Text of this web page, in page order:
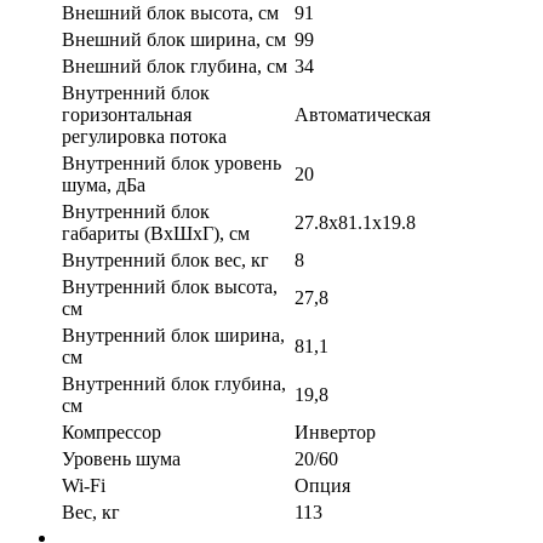
Внешний блок высота, см
91
Внешний блок ширина, см 99
Внешний блок глубина, см 34
Внутренний блок
горизонтальная
регулировка потока
Автоматическая
Внутренний блок уровень
шума, дБа
20
Внутренний блок
габариты (ВхШхГ), см
27.8x81.1x19.8
Внутренний блок вес, кг
8
Внутренний блок высота,
см
27,8
Внутренний блок ширина,
см
81,1
Внутренний блок глубина,
см
19,8
Компрессор
Инвертор
Уровень шума
20/60
Wi-Fi
Опция
Вес, кг
113